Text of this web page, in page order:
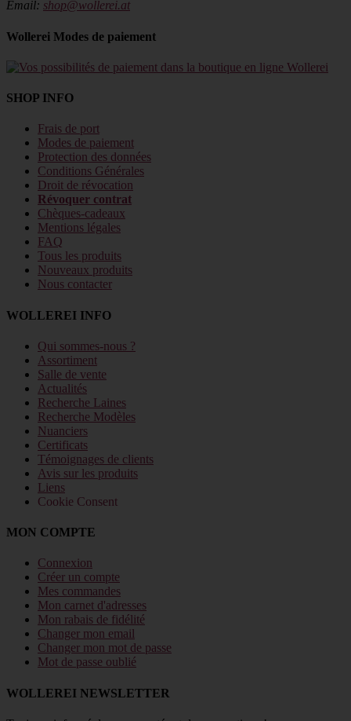
Email: shop@wollerei.at
Wollerei Modes de paiement
SHOP INFO
Frais de port
Modes de paiement
Protection des données
Conditions Générales
Droit de révocation
Révoquer contrat
Chèques-cadeaux
Mentions légales
FAQ
Tous les produits
Nouveaux produits
Nous contacter
WOLLEREI INFO
Qui sommes-nous ?
Assortiment
Salle de vente
Actualités
Recherche Laines
Recherche Modèles
Nuanciers
Certificats
Témoignages de clients
Avis sur les produits
Liens
Cookie Consent
MON COMPTE
Connexion
Créer un compte
Mes commandes
Mon carnet d'adresses
Mon rabais de fidélité
Changer mon email
Changer mon mot de passe
Mot de passe oublié
WOLLEREI NEWSLETTER